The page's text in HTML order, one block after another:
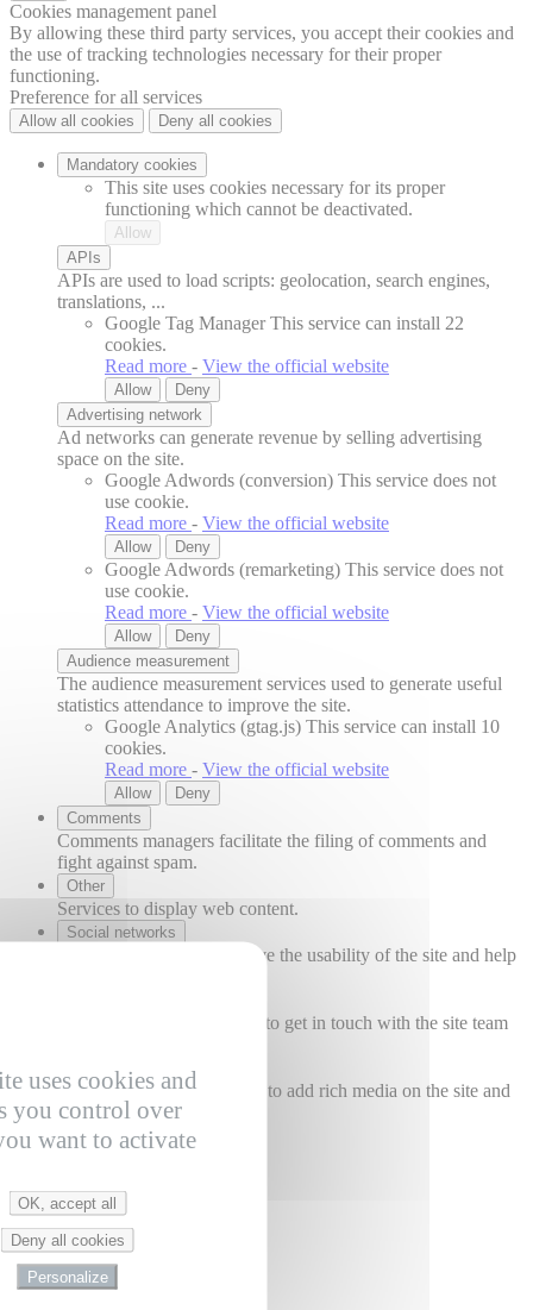
Cookies management panel
By allowing these third party services, you accept their cookies and
the use of tracking technologies necessary for their proper
functioning.
Preference for all services
Allow all cookies Deny all cookies
Mandatory cookies
This site uses cookies necessary for its proper
functioning which cannot be deactivated.
Allow
APIs
APIs are used to load scripts: geolocation, search engines,
translations, ...
Google Tag Manager This service can install 22
cookies.
Read more - View the official website
Allow
Deny
Advertising network
Ad networks can generate revenue by selling advertising
space on the site.
Google Adwords (conversion) This service does not
use cookie.
Read more - View the official website
Allow Deny
Google Adwords (remarketing) This service does not
use cookie.
Read more - View the official website
Allow
Deny
Audience measurement
The audience measurement services used to generate useful
statistics attendance to improve the site.
Google Analytics (gtag.js) This service can install 10
cookies.
Read more - View the official website
Allow
Deny
Comments
Comments managers facilitate the filing of comments and
fight against spam.
Other
Services to display web content.
Social networks
Social networks can improve the usability of the site and help
Support services allow you to get in touch with the site team
Video sharing services help to add rich media on the site and
increase its visibility.
uses cookies and
you control over
want to activate
OK, accept all
Deny all cookies
Personalize